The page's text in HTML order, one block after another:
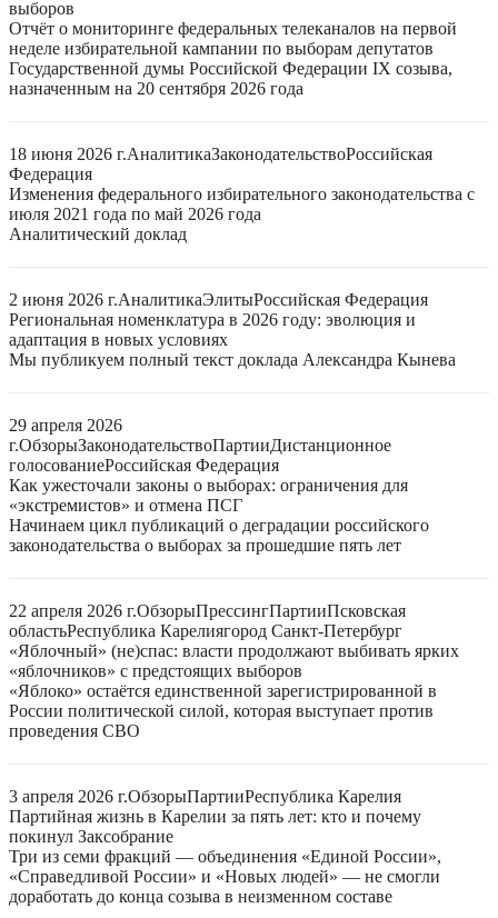
выборов
Отчёт о мониторинге федеральных телеканалов на первой
неделе избирательной кампании по выборам депутатов
Государственной думы Российской Федерации IX созыва,
назначенным на 20 сентября 2026 года
18 июня 2026 г.АналитикаЗаконодательствоРоссийская
Федерация
Изменения федерального избирательного законодательства с
июля 2021 года по май 2026 года
Аналитический доклад
2 июня 2026 г.АналитикаЭлитыРоссийская Федерация
Региональная номенклатура в 2026 году: эволюция и
адаптация в новых условиях
Мы публикуем полный текст доклада Александра Кынева
29 апреля 2026
г.ОбзорыЗаконодательствоПартииДистанционное
голосованиеРоссийская Федерация
Как ужесточали законы о выборах: ограничения для
«экстремистов» и отмена ПСГ
Начинаем цикл публикаций о деградации российского
законодательства о выборах за прошедшие пять лет
22 апреля 2026 г.ОбзорыПрессингПартииПсковская
областьРеспублика Карелиягород Санкт-Петербург
«Яблочный» (не)спас: власти продолжают выбивать ярких
«яблочников» с предстоящих выборов
«Яблоко» остаётся единственной зарегистрированной в
России политической силой, которая выступает против
проведения СВО
3 апреля 2026 г.ОбзорыПартииРеспублика Карелия
Партийная жизнь в Карелии за пять лет: кто и почему
покинул Заксобрание
Три из семи фракций — объединения «Единой России»,
«Справедливой России» и «Новых людей» — не смогли
доработать до конца созыва в неизменном составе